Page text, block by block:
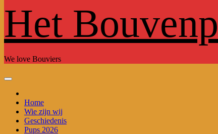
Het
We love Bouviers
Home
Wie zijn wij
Geschiedenis
Pups 2026